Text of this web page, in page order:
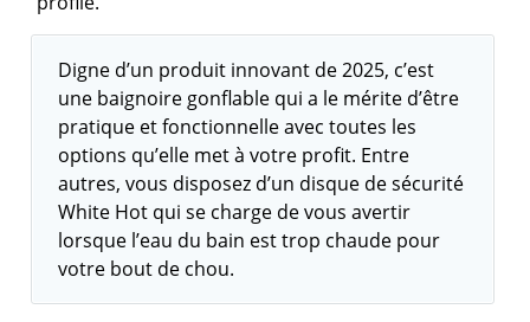
Digne d’un produit innovant de 2025, c’est
une baignoire gonflable qui a le mérite d’être
pratique et fonctionnelle avec toutes les
options qu’elle met à votre profit. Entre
autres, vous disposez d’un disque de sécurité
White Hot qui se charge de vous avertir
lorsque l’eau du bain est trop chaude pour
votre bout de chou.